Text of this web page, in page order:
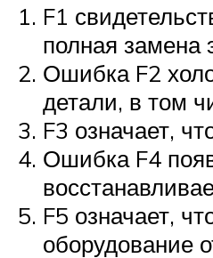
F1
полная замена
Ошибка F2
детали, в том
F3 означает,
Ошибка F4
F5 означает,
оборудование